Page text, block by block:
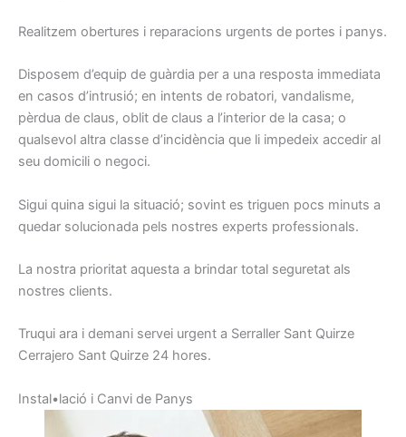
Realitzem obertures i reparacions urgents de portes i panys.
Disposem d’equip de guàrdia per a una resposta immediata
en casos d’intrusió; en intents de robatori, vandalisme,
pèrdua de claus, oblit de claus a l’interior de la casa; o
qualsevol altra classe d’incidència que li impedeix accedir al
seu domicili o negoci.
Sigui quina sigui la situació; sovint es triguen pocs minuts a
quedar solucionada pels nostres experts professionals.
La nostra prioritat aquesta a brindar total seguretat als
nostres clients.
Truqui ara i demani servei urgent a Serraller Sant Quirze
Cerrajero Sant Quirze 24 hores.
Instal•lació i Canvi de Panys